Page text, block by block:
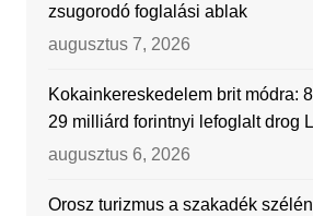
zsugorodó foglalási ablak
augusztus 7, 2026
Kokainkereskedelem brit módra:
29 milliárd forintnyi lefoglalt drog
augusztus 6, 2026
Orosz turizmus a szakadék